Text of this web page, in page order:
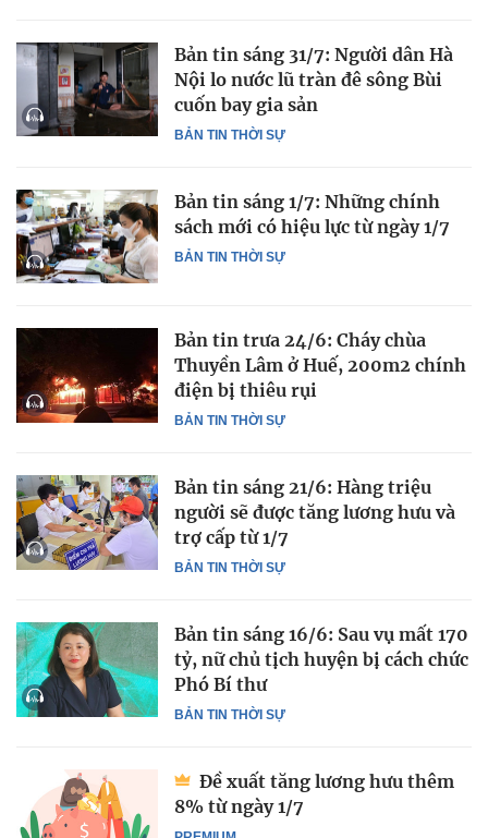
BẢN TIN THỜI SỰ
Bản tin sáng 31/7: Người dân Hà
Nội lo nước lũ tràn đê sông Bùi
cuốn bay gia sản
BẢN TIN THỜI SỰ
Bản tin sáng 1/7: Những chính
sách mới có hiệu lực từ ngày 1/7
BẢN TIN THỜI SỰ
Bản tin trưa 24/6: Cháy chùa
Thuyền Lâm ở Huế, 200m2 chính
điện bị thiêu rụi
BẢN TIN THỜI SỰ
Bản tin sáng 21/6: Hàng triệu
người sẽ được tăng lương hưu và
trợ cấp từ 1/7
BẢN TIN THỜI SỰ
Bản tin sáng 16/6: Sau vụ mất 170
tỷ, nữ chủ tịch huyện bị cách chức
Phó Bí thư
Đề xuất tăng lương hưu thêm
8% từ ngày 1/7